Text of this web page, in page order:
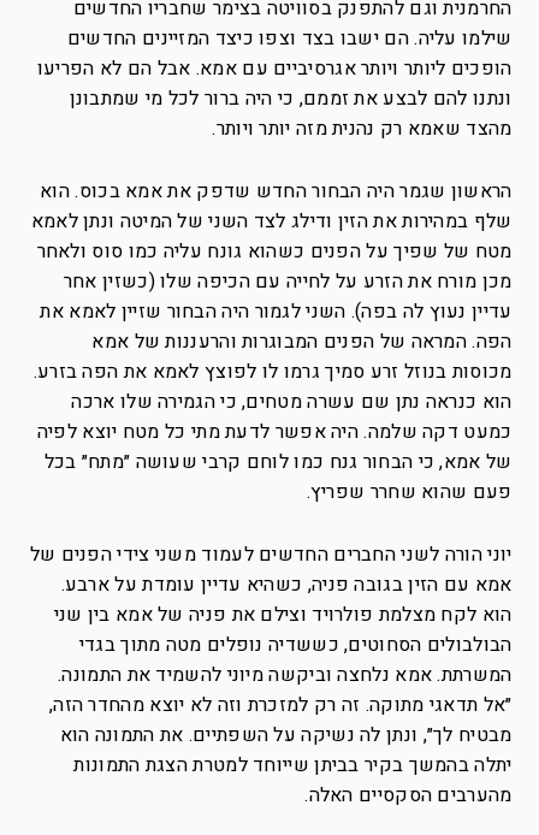
החרמנית וגם להתפנק בסוויטה בצימר שחבריו החדשים
שילמו עליה. הם ישבו בצד וצפו כיצד המזיינים החדשים
הופכים ליותר ויותר אגרסיביים עם אמא. אבל הם לא הפריעו
ונתנו להם לבצע את זממם, כי היה ברור לכל מי שמתבונן
מהצד שאמא רק נהנית מזה יותר ויותר.
הראשון שגמר היה הבחור החדש שדפק את אמא בכוס. הוא
שלף במהירות את הזין ודילג לצד השני של המיטה ונתן לאמא
מטח של שפיך על הפנים כשהוא גונח עליה כמו סוס ולאחר
מכן מורח את הזרע על לחייה עם הכיפה שלו (כשזין אחר
עדיין נעוץ לה בפה). השני לגמור היה הבחור שזיין לאמא את
הפה. המראה של הפנים המבוגרות והרעננות של אמא
מכוסות בנוזל זרע סמיך גרמו לו לפוצץ לאמא את הפה בזרע.
הוא כנראה נתן שם עשרה מטחים, כי הגמירה שלו ארכה
כמעט דקה שלמה. היה אפשר לדעת מתי כל מטח יוצא לפיה
של אמא, כי הבחור גנח כמו לוחם קרבי שעושה ״מתח״ בכל
פעם שהוא שחרר שפריץ.
יוני הורה לשני החברים החדשים לעמוד משני צידי הפנים של
אמא עם הזין בגובה פניה, כשהיא עדיין עומדת על ארבע.
הוא לקח מצלמת פולרויד וצילם את פניה של אמא בין שני
הבולבולים הסחוטים, כששדיה נופלים מטה מתוך בגדי
המשרתת. אמא נלחצה וביקשה מיוני להשמיד את התמונה.
״אל תדאגי מתוקה. זה רק למזכרת וזה לא יוצא מהחדר הזה,
מבטיח לך״, ונתן לה נשיקה על השפתיים. את התמונה הוא
יתלה בהמשך בקיר בביתן שייוחד למטרת הצגת התמונות
מהערבים הסקסיים האלה.